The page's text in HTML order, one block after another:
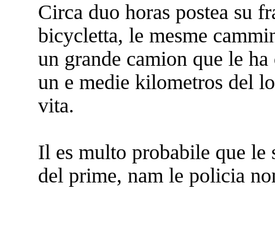
Circa duo horas postea su
bicycletta, le mesme
un grande camion que le
un e medie kilometros del
vita.
Il es multo probabile que le
del prime, nam le policia